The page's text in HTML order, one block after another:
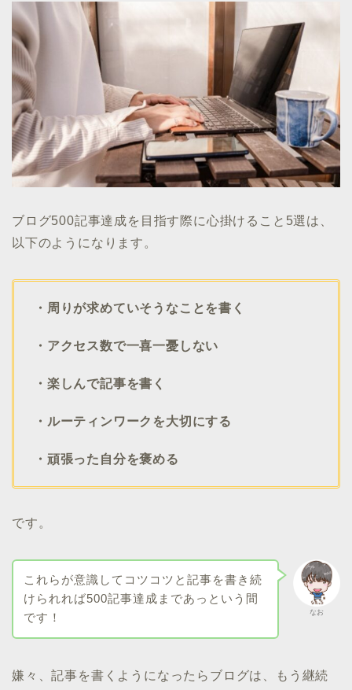
ブログ500記事達成を目指す際に心掛けること5選は、
以下のようになります。
・周りが求めていそうなことを書く
・アクセス数で一喜一憂しない
・楽しんで記事を書く
・ルーティンワークを大切にする
・頑張った自分を褒める
です。
なお
これらが意識してコツコツと記事を書き続
けられれば500記事達成まであっという間
です！
嫌々、記事を書くようになったらブログは、もう継続